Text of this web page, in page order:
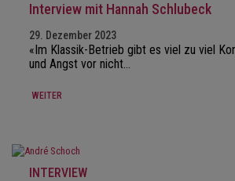
Interview mit Hannah Schlubeck
29. Dezember 2023
«Im Klassik-Betrieb gibt es viel zu viel
und Angst vor nicht…
WEITER
INTERVIEW